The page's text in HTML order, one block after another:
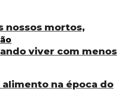
nossos mortos,
viver com menos
alimento na época do